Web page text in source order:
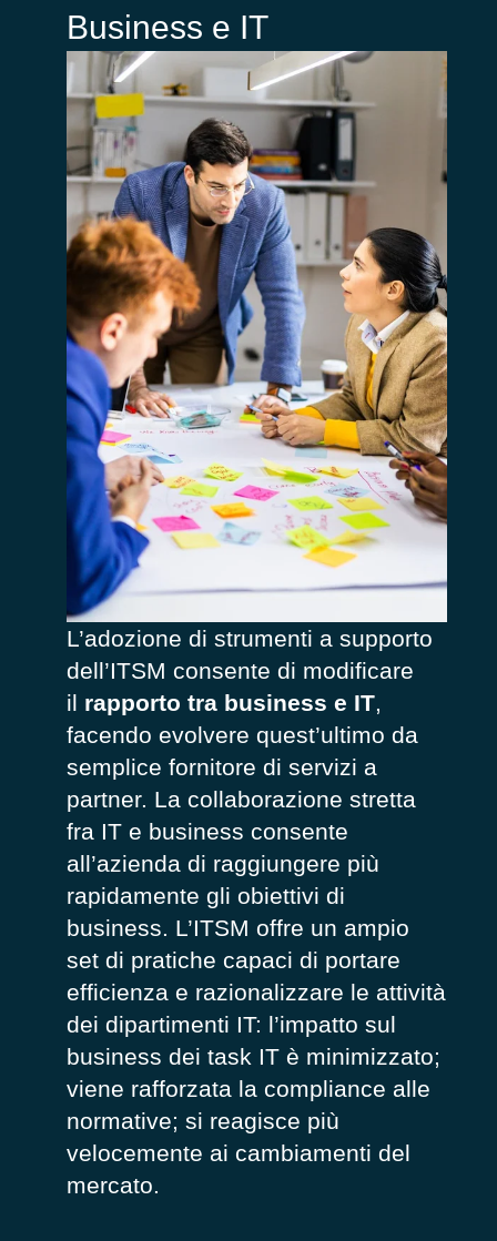
Business e IT
L’adozione di strumenti a supporto
dell’ITSM consente di modificare
il rapporto tra business e IT,
facendo evolvere quest’ultimo da
semplice fornitore di servizi a
partner. La collaborazione stretta
fra IT e business consente
all’azienda di raggiungere più
rapidamente gli obiettivi di
business. L’ITSM offre un ampio
set di pratiche capaci di portare
efficienza e razionalizzare le attività
dei dipartimenti IT: l’impatto sul
business dei task IT è minimizzato;
viene rafforzata la compliance alle
normative; si reagisce più
velocemente ai cambiamenti del
mercato.